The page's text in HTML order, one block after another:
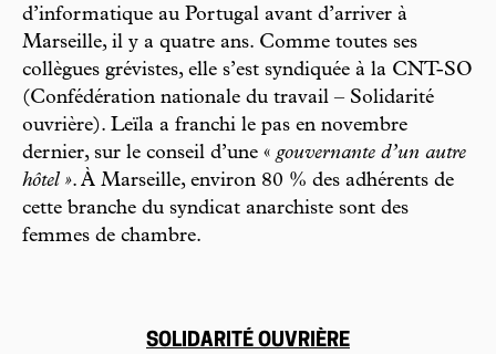
d’informatique au Portugal avant d’arriver à
Marseille, il y a quatre ans. Comme toutes ses
collègues grévistes, elle s’est syndiquée à la CNT-SO
(Confédération nationale du travail – Solidarité
ouvrière). Leïla a franchi le pas en novembre
dernier, sur le conseil d’une « gouvernante d’un autre
hôtel ». À Marseille, environ 80 % des adhérents de
cette branche du syndicat anarchiste sont des
femmes de chambre.
SOLIDARITÉ OUVRIÈRE